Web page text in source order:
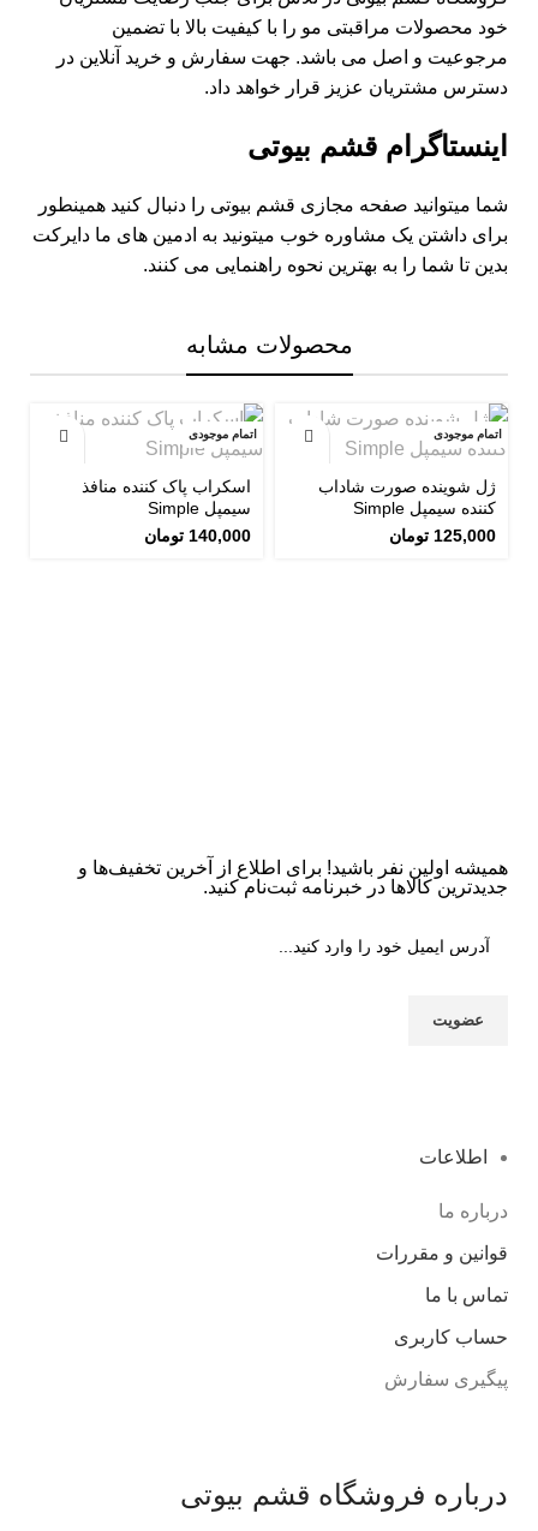
خود محصولات مراقبتی مو را با کیفیت بالا با تضمین
مرجوعیت و اصل می باشد. جهت سفارش و خرید آنلاین در
دسترس مشتریان عزیز قرار خواهد داد.
اینستاگرام قشم بیوتی
شما میتوانید صفحه مجازی قشم بیوتی را دنبال کنید همینطور
برای داشتن یک مشاوره خوب میتونید به ادمین های ما دایرکت
بدین تا شما را به بهترین نحوه راهنمایی می کنند.
محصولات مشابه
اتمام موجودی
ژل شوینده صورت شاداب
کننده سیمپل Simple
125,000 تومان
اتمام موجودی
اسکراب پاک کننده منافذ
سیمپل Simple
140,000 تومان
همیشه اولین نفر باشید! برای اطلاع از آخرین تخفیف‌ها و
جدیدترین کالاها در خبرنامه ثبت‌نام کنید.
اطلاعات
درباره ما
قوانین و مقررات
تماس با ما
حساب کاربری
پیگیری سفارش
درباره فروشگاه قشم بیوتی